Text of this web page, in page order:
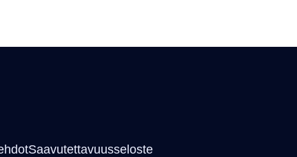
Saavutettavuusseloste